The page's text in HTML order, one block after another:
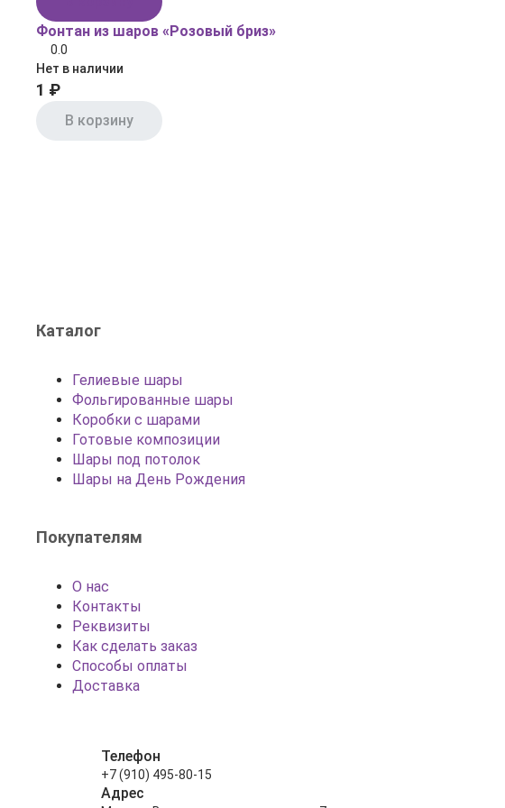
Фонтан из шаров «Розовый бриз»
0.0
Нет в наличии
1 ₽
В корзину
Каталог
Гелиевые шары
Фольгированные шары
Коробки с шарами
Готовые композиции
Шары под потолок
Шары на День Рождения
Покупателям
О нас
Контакты
Реквизиты
Как сделать заказ
Способы оплаты
Доставка
Телефон
+7 (910) 495-80-15
Адрес